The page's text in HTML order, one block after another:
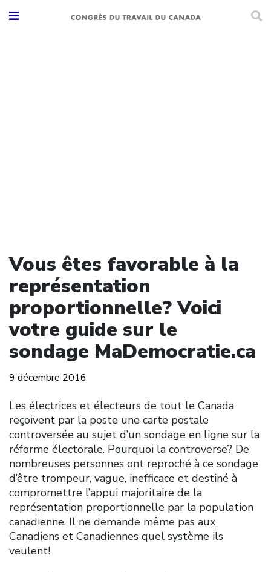
Vous êtes favorable à la
représentation
proportionnelle? Voici
votre guide sur le
sondage MaDemocratie.ca
9 décembre 2016
Les électrices et électeurs de tout le Canada
reçoivent par la poste une carte postale
controversée au sujet d’un sondage en ligne sur la
réforme électorale. Pourquoi la controverse? De
nombreuses personnes ont reproché à ce sondage
d’être trompeur, vague, inefficace et destiné à
compromettre l’appui majoritaire de la
représentation proportionnelle par la population
canadienne. Il ne demande même pas aux
Canadiens et Canadiennes quel système ils
veulent!